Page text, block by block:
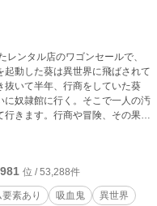
ンタル店のワゴンセールで、
動した葵は異世界に飛ばされて
抜いて半年、行商をしていた葵
奴隷館に行く。そこで一人の汚
きます。行商や冒険、その果て
か…。これはそんな葵を主人公
でご注意を。ハーレム要素も過
る、徐々に強くなる感じです。
の辺もご注意を。拙い文章です
位 / 53,288件
素あり 吸血鬼 異世界